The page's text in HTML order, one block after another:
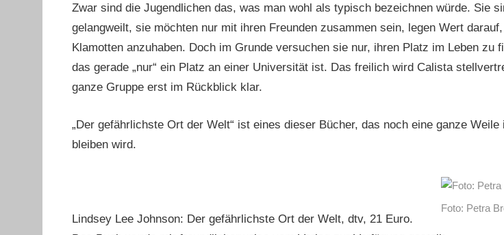
Zwar sind die Jugendlichen das, was man wohl als typisch bezeichnen würde. Sie
gelangweilt, sie möchten nur mit ihren Freunden zusammen sein, legen Wert
Klamotten anzuhaben. Doch im Grunde versuchen sie nur, ihren Platz im Leben zu
das gerade „nur“ ein Platz an einer Universität ist. Das freilich wird Calista
ganze Gruppe erst im Rückblick klar.
„Der gefährlichste Ort der Welt“ ist eines dieser Bücher, das noch eine ganze Weile
bleiben wird.
Foto: Petra
Lindsey Lee Johnson: Der gefährlichste Ort der Welt, dtv, 21 Euro.